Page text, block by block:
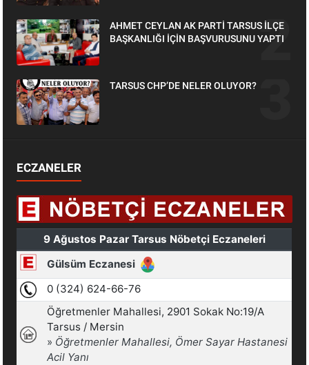
AHMET CEYLAN AK PARTİ TARSUS İLÇE
BAŞKANLIĞI İÇİN BAŞVURUSUNU YAPTI
TARSUS CHP’DE NELER OLUYOR?
ECZANELER